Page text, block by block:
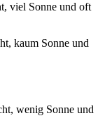
viel Sonne und oft
kaum Sonne und
wenig Sonne und